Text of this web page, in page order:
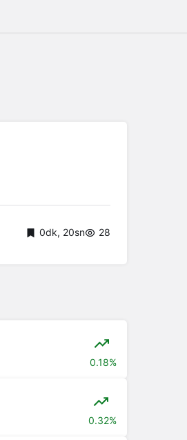
0dk, 20sn 28
0.18%
0.32%